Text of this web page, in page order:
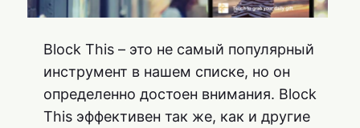
Block This – это не самый популярный
инструмент в нашем списке, но он
определенно достоен внимания. Block
This эффективен так же, как и другие